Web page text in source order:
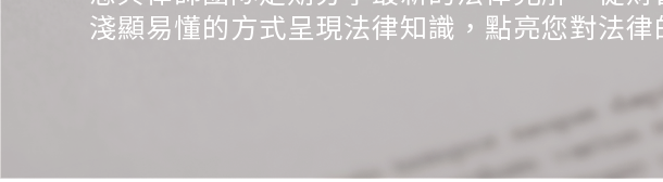
淺顯易懂的方式呈現法律知識，點亮您對法律